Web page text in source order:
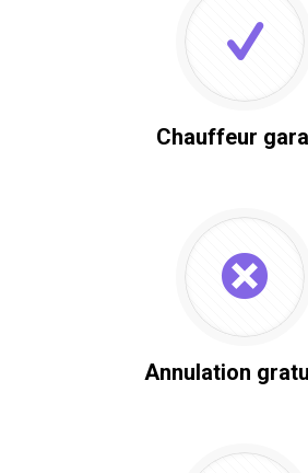
Chauffeur
Annulation